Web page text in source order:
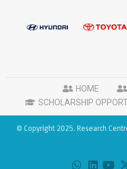
HOME
SCHOLARSHIP
© Copyright 2025. Research